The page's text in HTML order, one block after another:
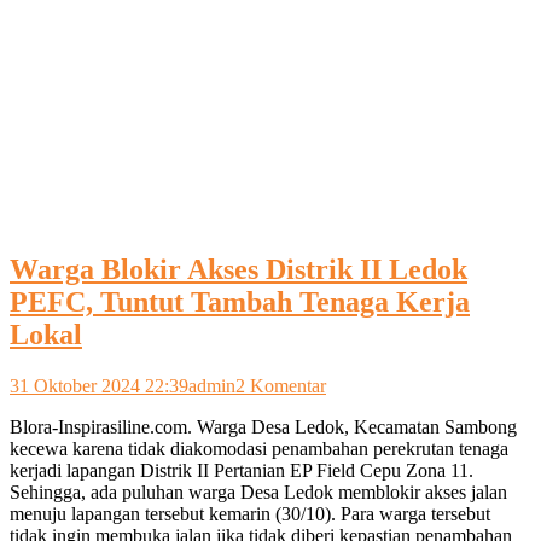
Warga Blokir Akses Distrik II Ledok
PEFC, Tuntut Tambah Tenaga Kerja
Lokal
31 Oktober 2024 22:39admin2 Komentarpada
Blokir
Akses
Distrik
II
Ledok
PEFC,
Blora-Inspirasiline.com. Warga Desa Ledok, Kecamatan Sambong
kecewa karena tidak diakomodasi penambahan perekrutan tenaga
kerjadi lapangan Distrik II Pertanian EP Field Cepu Zona 11.
Sehingga, ada puluhan warga Desa Ledok memblokir akses jalan
menuju lapangan tersebut kemarin (30/10). Para warga tersebut
tidak ingin membuka jalan jika tidak diberi kepastian penambahan